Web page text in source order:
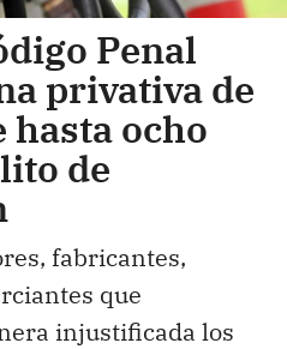
Penal
privativa de
ocho
de
fabricantes,
que
injustificada los